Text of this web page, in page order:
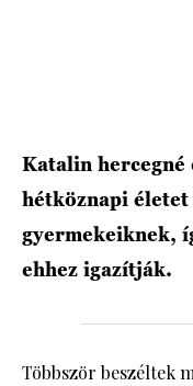
Katalin hercegné
hétköznapi
gyermekeiknek,
ehhez igazítják.
Többször beszéltek